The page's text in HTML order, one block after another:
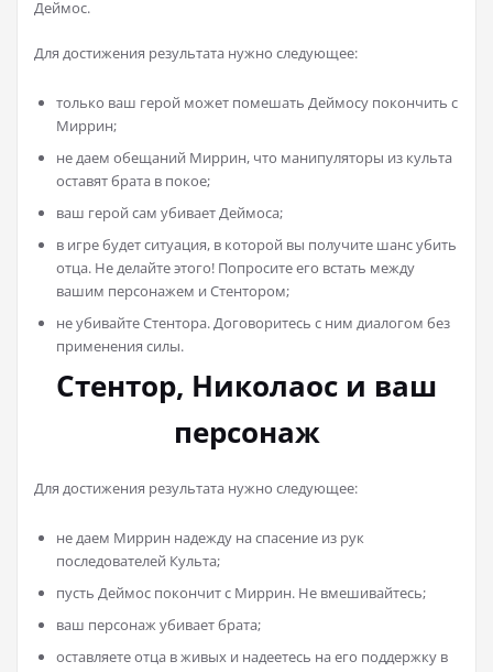
Деймос.
Для достижения результата нужно следующее:
только ваш герой может помешать Деймосу покончить с
Миррин;
не даем обещаний Миррин, что манипуляторы из культа
оставят брата в покое;
ваш герой сам убивает Деймоса;
в игре будет ситуация, в которой вы получите шанс убить
отца. Не делайте этого! Попросите его встать между
вашим персонажем и Стентором;
не убивайте Стентора. Договоритесь с ним диалогом без
применения силы.
Стентор, Николаос и ваш
персонаж
Для достижения результата нужно следующее:
не даем Миррин надежду на спасение из рук
последователей Культа;
пусть Деймос покончит с Миррин. Не вмешивайтесь;
ваш персонаж убивает брата;
оставляете отца в живых и надеетесь на его поддержку в